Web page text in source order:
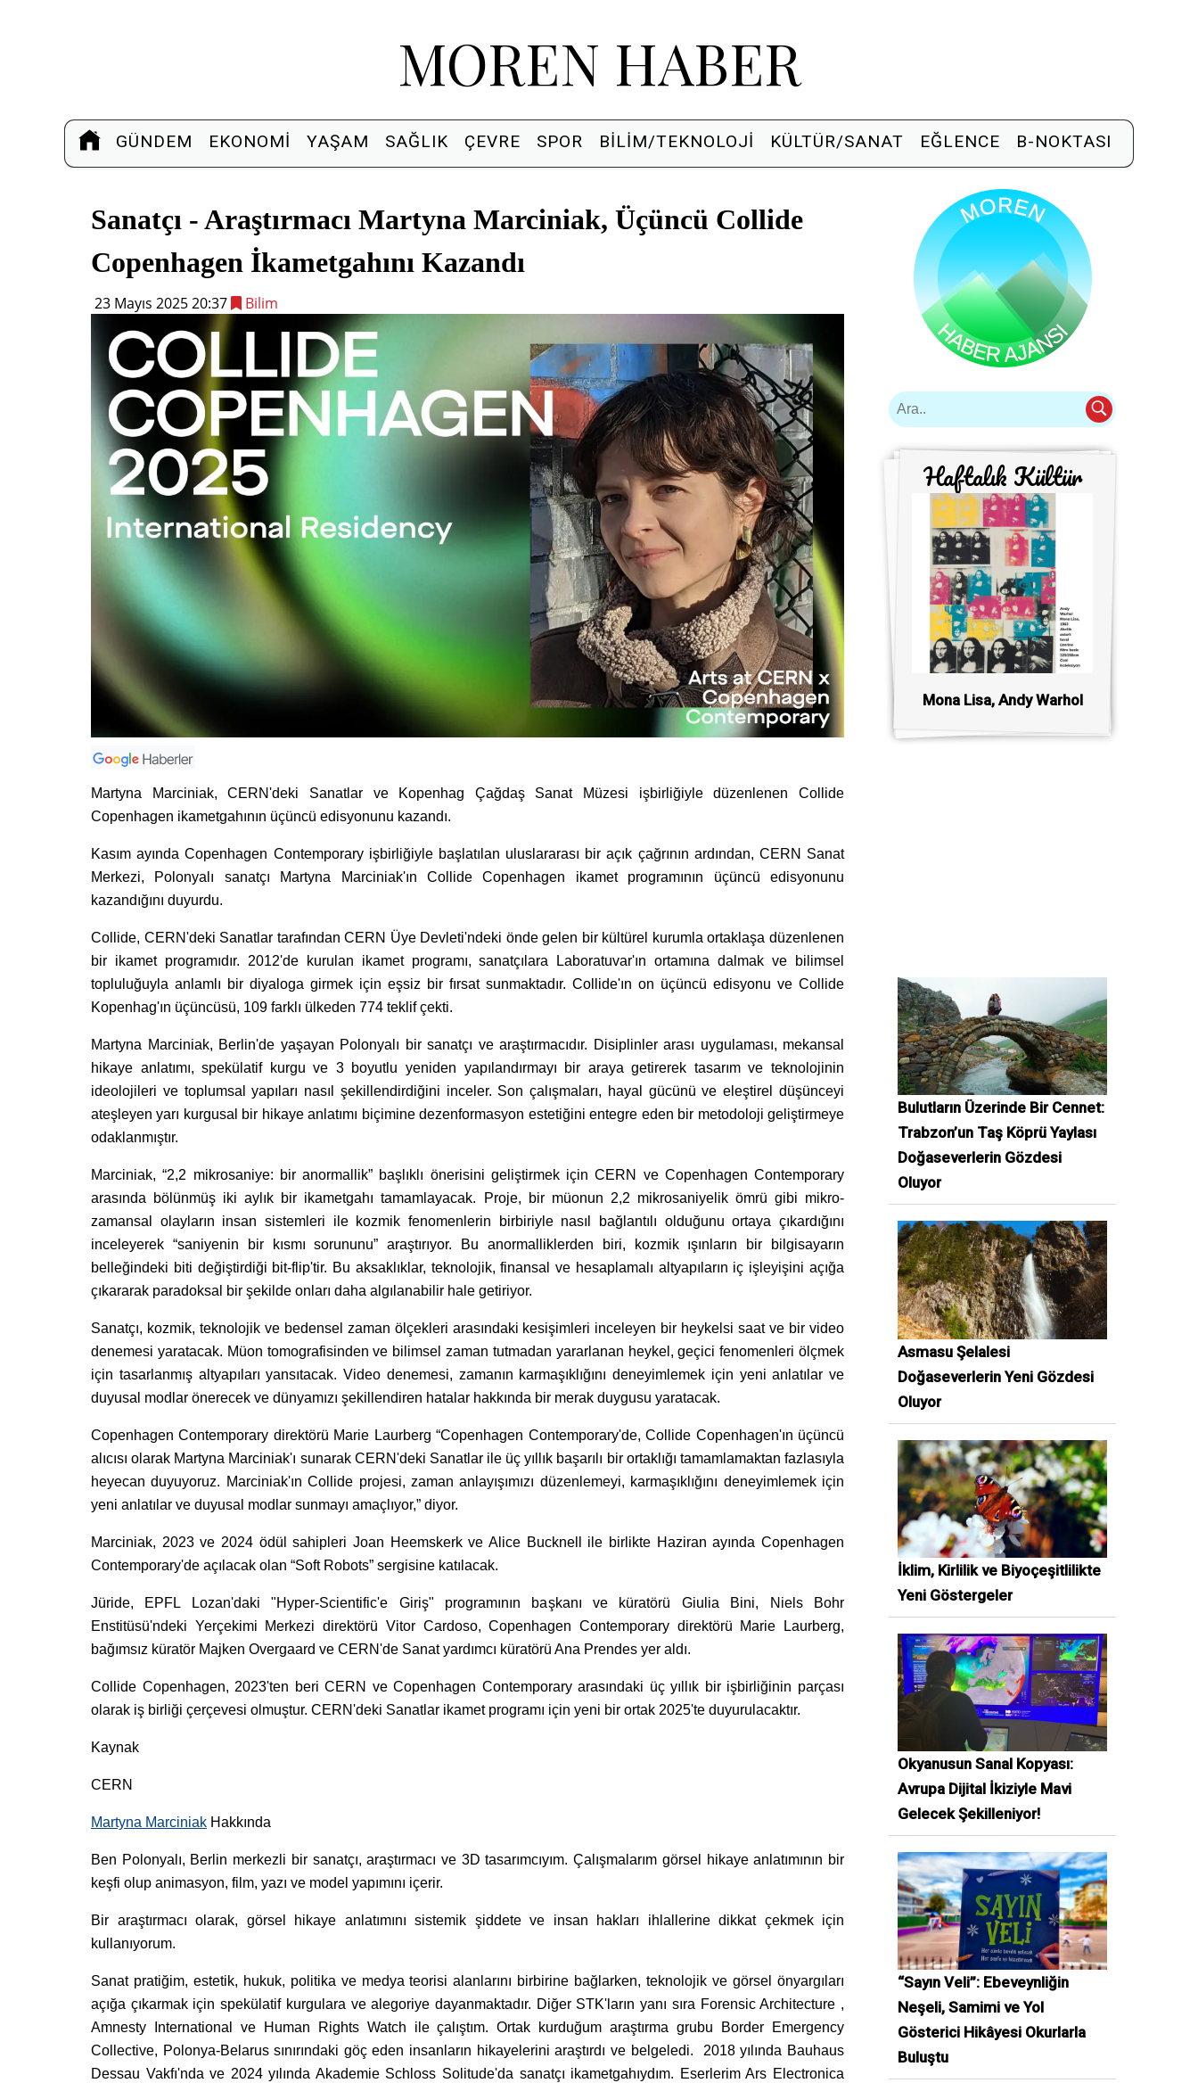
MOREN HABER
GÜNDEM EKONOMI YAŞAM SAĞLIK ÇEVRE SPOR BILIM/TEKNOLOJI KÜLTÜR/SANAT EĞLENCE B-NOKTASI
Sanatçı - Araştırmacı Martyna Marciniak, Üçüncü Collide
Copenhagen İkametgahını Kazandı
23 Mayıs 2025 20:37 Bilim
Martyna Marciniak, CERN'deki Sanatlar ve Kopenhag Çağdaş Sanat Müzesi işbirliğiyle düzenlenen Collide
Copenhagen ikametgahının üçüncü edisyonunu kazandı.
Kasım ayında Copenhagen Contemporary işbirliğiyle başlatılan uluslararası bir açık çağrının ardından, CERN Sanat
Merkezi, Polonyalı sanatçı Martyna Marciniak'ın Collide Copenhagen ikamet programının üçüncü edisyonunu
kazandığını duyurdu.
Collide, CERN'deki Sanatlar tarafından CERN Üye Devleti'ndeki önde gelen bir kültürel kurumla ortaklaşa düzenlenen
bir ikamet programıdır. 2012'de kurulan ikamet programı, sanatçılara Laboratuvar'ın ortamına dalmak ve bilimsel
topluluğuyla anlamlı bir diyaloga girmek için eşsiz bir fırsat sunmaktadır. Collide'ın on üçüncü edisyonu ve Collide
Kopenhag'ın üçüncüsü, 109 farklı ülkeden 774 teklif çekti.
Martyna Marciniak, Berlin'de yaşayan Polonyalı bir sanatçı ve araştırmacıdır. Disiplinler arası uygulaması, mekansal
hikaye anlatımı, spekülatif kurgu ve 3 boyutlu yeniden yapılandırmayı bir araya getirerek tasarım ve teknolojinin
ideolojileri ve toplumsal yapıları nasıl şekillendirdiğini inceler. Son çalışmaları, hayal gücünü ve eleştirel düşünceyi
ateşleyen yarı kurgusal bir hikaye anlatımı biçimine dezenformasyon estetiğini entegre eden bir metodoloji geliştirmeye
odaklanmıştır.
Marciniak, “2,2 mikrosaniye: bir anormallik” başlıklı önerisini geliştirmek için CERN ve Copenhagen Contemporary
arasında bölünmüş iki aylık bir ikametgahı tamamlayacak. Proje, bir müonun 2,2 mikrosaniyelik ömrü gibi mikro-
zamansal olayların insan sistemleri ile kozmik fenomenlerin birbiriyle nasıl bağlantılı olduğunu ortaya çıkardığını
inceleyerek “saniyenin bir kısmı sorununu” araştırıyor. Bu anormalliklerden biri, kozmik ışınların bir bilgisayarın
belleğindeki biti değiştirdiği bit-flip'tir. Bu aksaklıklar, teknolojik, finansal ve hesaplamalı altyapıların iç işleyişini açığa
çıkararak paradoksal bir şekilde onları daha algılanabilir hale getiriyor.
Sanatçı, kozmik, teknolojik ve bedensel zaman ölçekleri arasındaki kesişimleri inceleyen bir heykelsi saat ve bir video
denemesi yaratacak. Müon tomografisinden ve bilimsel zaman tutmadan yararlanan heykel, geçici fenomenleri ölçmek
için tasarlanmış altyapıları yansıtacak. Video denemesi, zamanın karmaşıklığını deneyimlemek için yeni anlatılar ve
duyusal modlar önerecek ve dünyamızı şekillendiren hatalar hakkında bir merak duygusu yaratacak.
Copenhagen Contemporary direktörü Marie Laurberg “Copenhagen Contemporary'de, Collide Copenhagen'ın üçüncü
alıcısı olarak Martyna Marciniak'ı sunarak CERN'deki Sanatlar ile üç yıllık başarılı bir ortaklığı tamamlamaktan fazlasıyla
heyecan duyuyoruz. Marciniak'ın Collide projesi, zaman anlayışımızı düzenlemeyi, karmaşıklığını deneyimlemek için
yeni anlatılar ve duyusal modlar sunmayı amaçlıyor,” diyor.
Marciniak, 2023 ve 2024 ödül sahipleri Joan Heemskerk ve Alice Bucknell ile birlikte Haziran ayında Copenhagen
Contemporary'de açılacak olan “Soft Robots” sergisine katılacak.
Jüride, EPFL Lozan'daki "Hyper-Scientific'e Giriş" programının başkanı ve küratörü Giulia Bini, Niels Bohr
Enstitüsü'ndeki Yerçekimi Merkezi direktörü Vitor Cardoso, Copenhagen Contemporary direktörü Marie Laurberg,
bağımsız küratör Majken Overgaard ve CERN'de Sanat yardımcı küratörü Ana Prendes yer aldı.
Collide Copenhagen, 2023'ten beri CERN ve Copenhagen Contemporary arasındaki üç yıllık bir işbirliğinin parçası
olarak iş birliği çerçevesi olmuştur. CERN'deki Sanatlar ikamet programı için yeni bir ortak 2025'te duyurulacaktır.
Kaynak
CERN
Martyna Marciniak Hakkında
Ben Polonyalı, Berlin merkezli bir sanatçı, araştırmacı ve 3D tasarımcıyım. Çalışmalarım görsel hikaye anlatımının bir
keşfi olup animasyon, film, yazı ve model yapımını içerir.
Bir araştırmacı olarak, görsel hikaye anlatımını sistemik şiddete ve insan hakları ihlallerine dikkat çekmek için
kullanıyorum.
Sanat pratiğim, estetik, hukuk, politika ve medya teorisi alanlarını birbirine bağlarken, teknolojik ve görsel önyargıları
açığa çıkarmak için spekülatif kurgulara ve alegoriye dayanmaktadır. Diğer STK'ların yanı sıra Forensic Architecture ,
Amnesty International ve Human Rights Watch ile çalıştım. Ortak kurduğum araştırma grubu Border Emergency
Collective, Polonya-Belarus sınırındaki göç eden insanların hikayelerini araştırdı ve belgeledi. 2018 yılında Bauhaus
Dessau Vakfı'nda ve 2024 yılında Akademie Schloss Solitude'da sanatçı ikametgahıydım. Eserlerim Ars Electronica
Haftalık Kültür
Mona Lisa, Andy Warhol
Bulutların Üzerinde Bir Cennet:
Trabzon’un Taş Köprü Yaylası
Doğaseverlerin Gözdesi
Oluyor
Asmasu Şelalesi
Doğaseverlerin Yeni Gözdesi
Oluyor
İklim, Kirlilik ve Biyoçeşitlilikte
Yeni Göstergeler
Okyanusun Sanal Kopyası:
Avrupa Dijital İkiziyle Mavi
Gelecek Şekilleniyor!
“Sayın Veli”: Ebeveynliğin
Neşeli, Samimi ve Yol
Gösterici Hikâyesi Okurlarla
Buluştu